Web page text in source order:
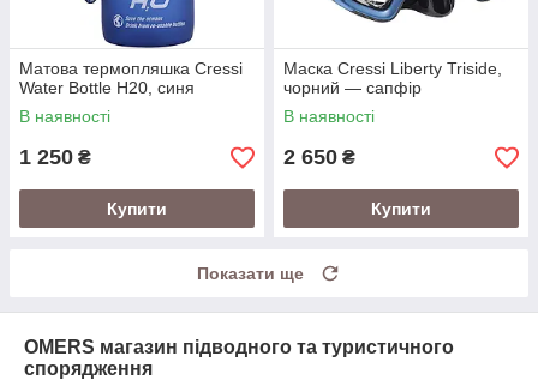
Матова термопляшка Cressi
Water Bottle H20, синя
В наявності
1 250 ₴
Купити
Маска Cressi Liberty Triside,
чорний — сапфір
В наявності
2 650 ₴
Купити
Показати ще
OMERS магазин підводного та туристичного
спорядження